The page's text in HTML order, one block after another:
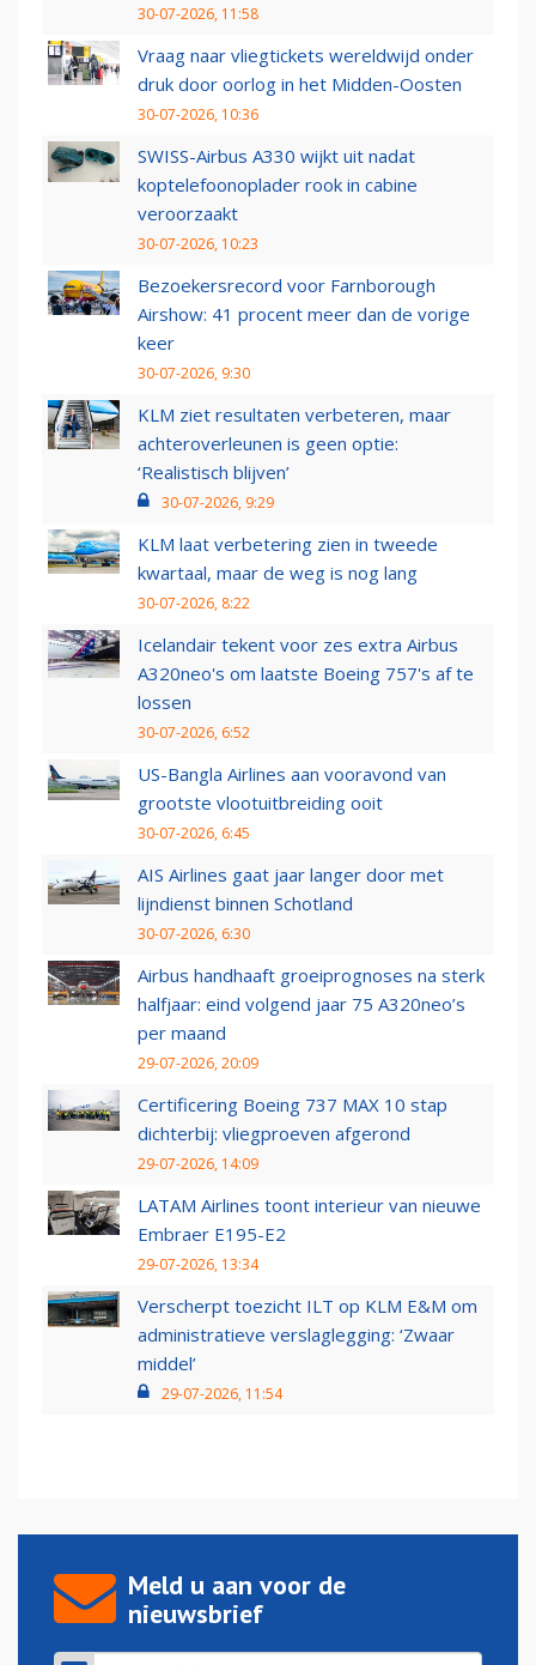
30-07-2026, 11:58
Vraag naar vliegtickets wereldwijd onder
druk door oorlog in het Midden-Oosten
30-07-2026, 10:36
SWISS-Airbus A330 wijkt uit nadat
koptelefoonoplader rook in cabine
veroorzaakt
30-07-2026, 10:23
Bezoekersrecord voor Farnborough
Airshow: 41 procent meer dan de vorige
keer
30-07-2026, 9:30
KLM ziet resultaten verbeteren, maar
achteroverleunen is geen optie:
‘Realistisch blijven’
30-07-2026, 9:29
KLM laat verbetering zien in tweede
kwartaal, maar de weg is nog lang
30-07-2026, 8:22
Icelandair tekent voor zes extra Airbus
A320neo's om laatste Boeing 757's af te
lossen
30-07-2026, 6:52
US-Bangla Airlines aan vooravond van
grootste vlootuitbreiding ooit
30-07-2026, 6:45
AIS Airlines gaat jaar langer door met
lijndienst binnen Schotland
30-07-2026, 6:30
Airbus handhaaft groeiprognoses na sterk
halfjaar: eind volgend jaar 75 A320neo’s
per maand
29-07-2026, 20:09
Certificering Boeing 737 MAX 10 stap
dichterbij: vliegproeven afgerond
29-07-2026, 14:09
LATAM Airlines toont interieur van nieuwe
Embraer E195-E2
29-07-2026, 13:34
Verscherpt toezicht ILT op KLM E&M om
administratieve verslaglegging: ‘Zwaar
middel’
29-07-2026, 11:54
Meld u aan voor de
nieuwsbrief